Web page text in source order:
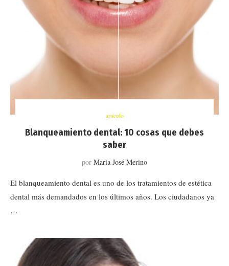
artículo
Blanqueamiento dental: 10 cosas que debes
saber
por María José Merino
El blanqueamiento dental es uno de los tratamientos de estética
dental más demandados en los últimos años. Los ciudadanos ya
…